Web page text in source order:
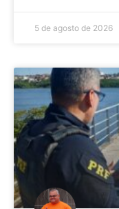
5 de agosto de 2026